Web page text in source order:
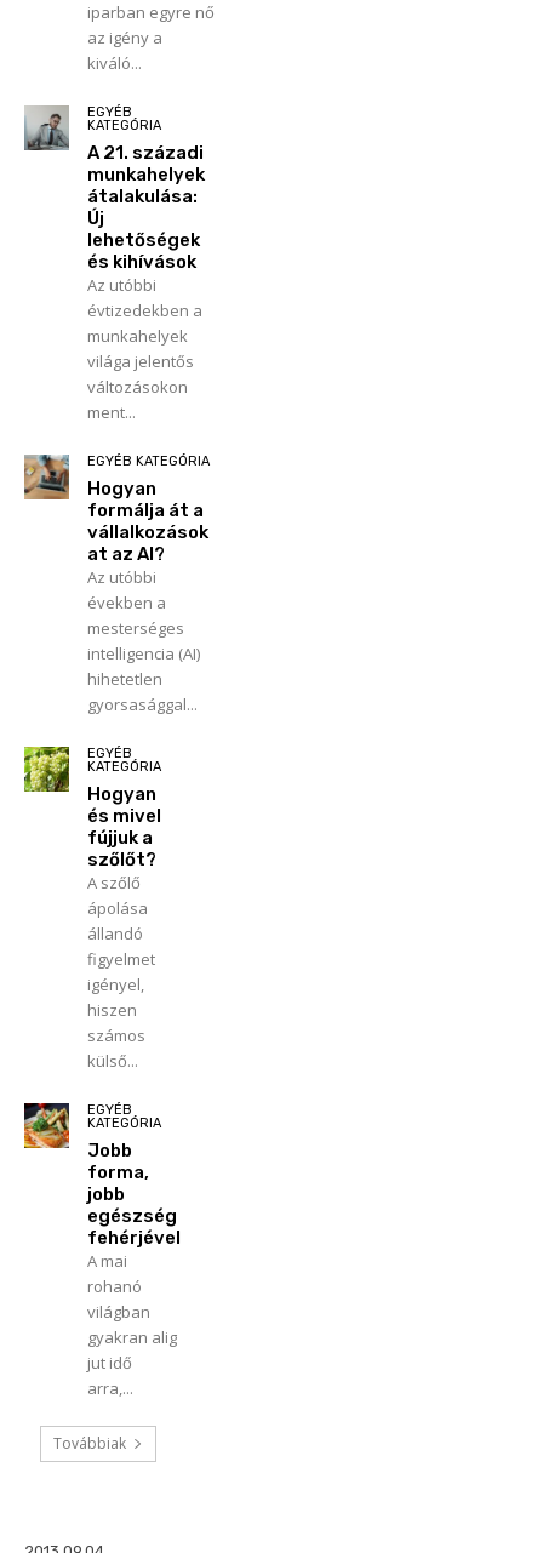
iparban egyre nő
az igény a
kiváló...
EGYÉB
KATEGÓRIA
A 21. századi
munkahelyek
átalakulása:
Új
lehetőségek
és kihívások
Az utóbbi
évtizedekben a
munkahelyek
világa jelentős
változásokon
ment...
EGYÉB KATEGÓRIA
Hogyan
formálja át a
vállalkozások
at az AI?
Az utóbbi
években a
mesterséges
intelligencia (AI)
hihetetlen
gyorsasággal...
EGYÉB
KATEGÓRIA
Hogyan
és mivel
fújjuk a
szőlőt?
A szőlő
ápolása
állandó
figyelmet
igényel,
hiszen
számos
külső...
EGYÉB
KATEGÓRIA
Jobb
forma,
jobb
egészség
fehérjével
A mai
rohanó
világban
gyakran alig
jut idő
arra,...
Továbbiak